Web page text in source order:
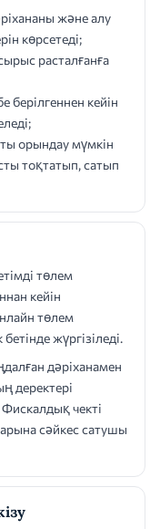
және алу
көрсетеді;
расталғанға
берілгеннен кейін
орындау мүмкін
тоқтатып, сатып
төлем
кейін
төлем
жүргізіледі.
дәріханамен
деректері
чекті
сәйкес сатушы